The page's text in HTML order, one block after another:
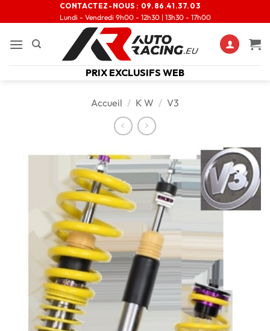
CONTACTEZ-NOUS : 09.86.41.37.03
Lundi - Vendredi 9h00 - 12h30 | 13h30 - 17h00
PRIX EXCLUSIFS WEB
Accueil / K W / V3